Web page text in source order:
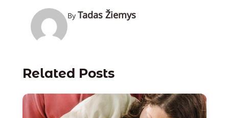
By Tadas Žiemys
Related Posts